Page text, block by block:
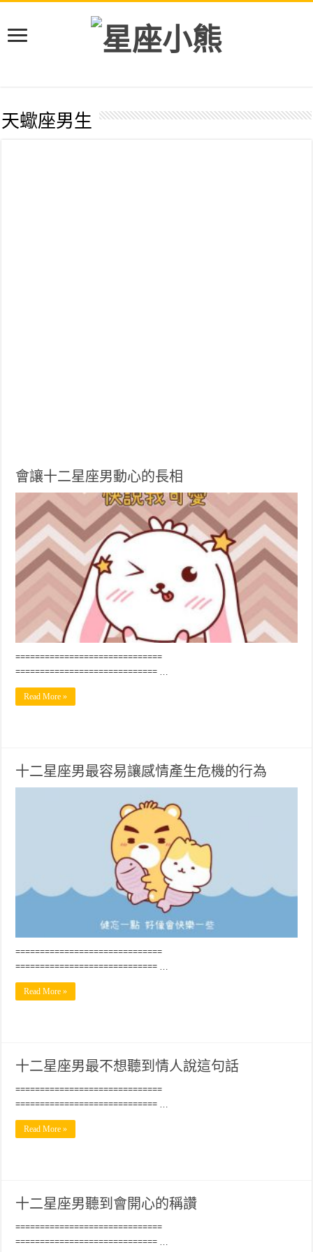
天蠍座男生
會讓十二星座男動心的長相
==============================
============================= …
Read More »
十二星座男最容易讓感情產生危機的行為
==============================
============================= …
Read More »
十二星座男最不想聽到情人說這句話
==============================
============================= …
Read More »
十二星座男聽到會開心的稱讚
==============================
============================= …